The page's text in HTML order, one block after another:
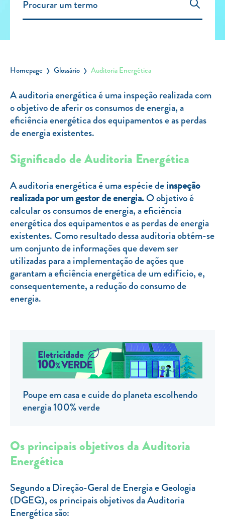
Carregar Fora de Casa
Leituras
Sobre nós
Contactos
FAQ
Blog
Mais informações
SERVIÇOS
ROTULAGEM
JUNTE-SE A NÓS
TARIFA SOCIAL
APP MOBILE
CONTADORES ELÉTRICOS
FATURAS
FRAUDE E SEGURANÇA
Preços de referência
Documentos úteis
Política de privacidade
Clientes com necessidades especiais
Clientes prioritários
Resolução alternativa de litígios
Homepage Glossário Auditoria Energética
A auditoria energética é uma inspeção realizada com
o objetivo de aferir os consumos de energia, a
eficiência energética dos equipamentos e as perdas
de energia existentes.
Significado de Auditoria Energética
A auditoria energética é uma espécie deinspeção
realizada por um gestor de energia.O objetivo é
calcular os consumos de energia, a eficiência
energética dos equipamentos e as perdas de energia
existentes. Como resultado dessa auditoria obtém-se
um conjunto de informações que devem ser
utilizadas para a implementação de ações que
garantam a eficiência energética de um edifício, e,
consequentemente, a redução do consumo de
energia.
Poupe em casa e cuide do planeta escolhendo
energia 100% verde
Os principais objetivos da Auditoria
Energética
Segundo a Direção-Geral de Energia e Geologia
(DGEG), os principais objetivos da Auditoria
Energética são: